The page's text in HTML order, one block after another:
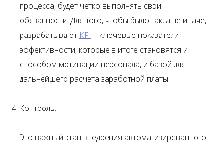
процесса, будет четко выполнять свои
обязанности. Для того, чтобы было так, а не иначе,
разрабатывают KPI – ключевые показатели
эффективности, которые в итоге становятся и
способом мотивации персонала, и базой для
дальнейшего расчета заработной платы.
Контроль.
Это важный этап внедрения автоматизированного